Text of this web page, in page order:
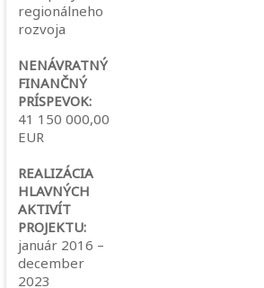
regionálneho
rozvoja
NENÁVRATNÝ
FINANČNÝ
PRÍSPEVOK:
41 150 000,00
EUR
REALIZÁCIA
HLAVNÝCH
AKTIVÍT
PROJEKTU:
január 2016 –
december
2023